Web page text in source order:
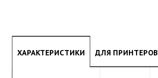
ХАРАКТЕРИСТИКИ ДЛЯ ПРИНТЕРОВ